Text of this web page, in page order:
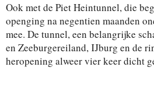
Ook met de Piet Heintunnel, die
openging na negentien maanden
mee. De tunnel, een belangrijke
en Zeeburgereiland, IJburg en de
heropening alweer vier keer dicht